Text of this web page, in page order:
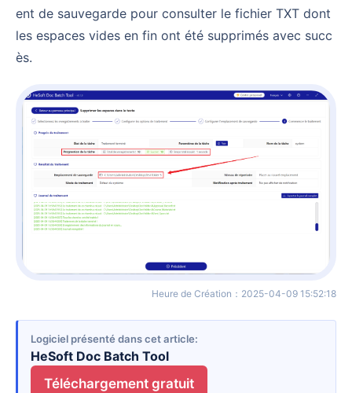
ent de sauvegarde pour consulter le fichier TXT dont
les espaces vides en fin ont été supprimés avec succ
ès.
Heure de Création ： 2025-04-09 15:52:18
Logiciel présenté dans cet article
HeSoft Doc Batch Tool
Téléchargement gratuit